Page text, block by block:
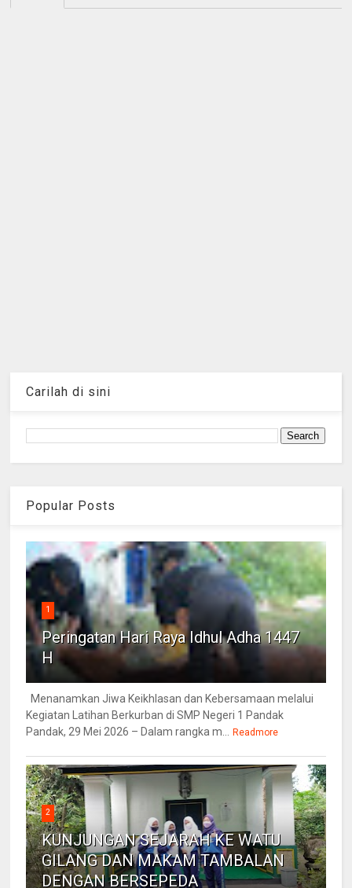
Carilah di sini
Popular Posts
1
Peringatan Hari Raya Idhul Adha 1447
H
Menanamkan Jiwa Keikhlasan dan Kebersamaan melalui
Kegiatan Latihan Berkurban di SMP Negeri 1 Pandak
Pandak, 29 Mei 2026 – Dalam rangka m...
Readmore
2
KUNJUNGAN SEJARAH KE WATU
GILANG DAN MAKAM TAMBALAN
DENGAN BERSEPEDA